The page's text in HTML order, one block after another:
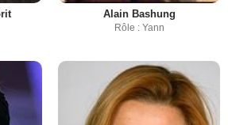
Alain Bashung
Rôle : Yann